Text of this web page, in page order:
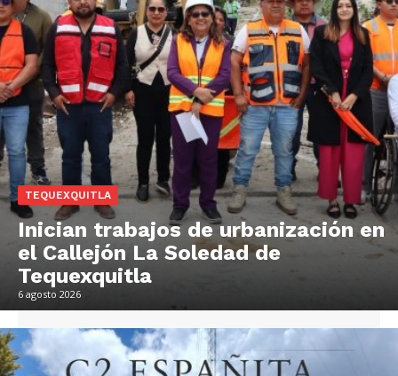
TEQUEXQUITLA
Inician trabajos de urbanización en
el Callejón La Soledad de
Tequexquitla
6 agosto 2026